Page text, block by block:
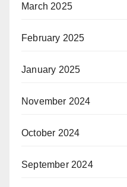
March 2025
February 2025
January 2025
November 2024
October 2024
September 2024